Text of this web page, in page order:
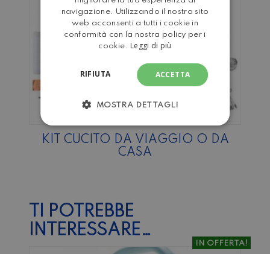
KIT CUCITO DA VIAGGIO O DA
CASA
TI POTREBBE
INTERESSARE…
IN OFFERTA!
navigazione. Utilizzando il nostro sito
web acconsenti a tutti i cookie in
conformità con la nostra policy per i
cookie.
Leggi di più
ACCETTA
RIFIUTA
MOSTRA DETTAGLI